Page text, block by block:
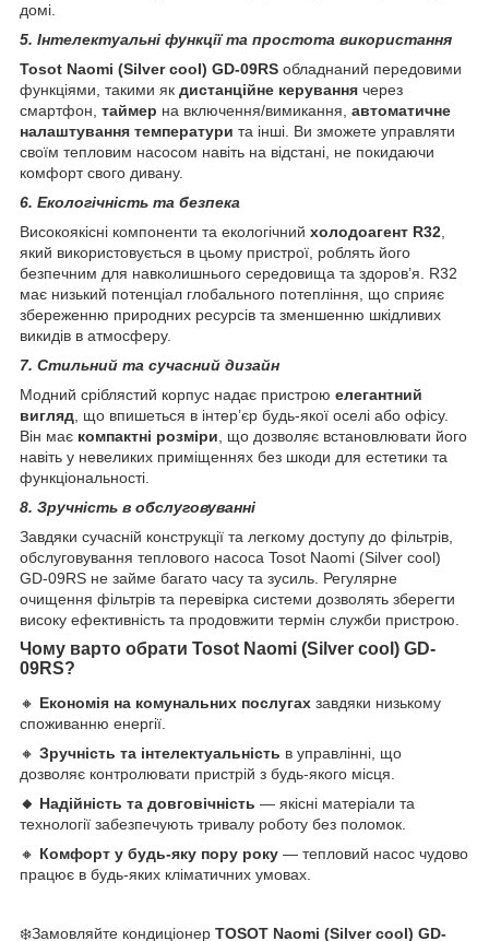
домі.
5. Інтелектуальні функції та простота використання
Tosot Naomi (Silver cool) GD-09RS обладнаний передовими
функціями, такими як дистанційне керування через
смартфон, таймер на включення/вимикання, автоматичне
налаштування температури та інші. Ви зможете управляти
своїм тепловим насосом навіть на відстані, не покидаючи
комфорт свого дивану.
6. Екологічність та безпека
Високоякісні компоненти та екологічний холодоагент R32,
який використовується в цьому пристрої, роблять його
безпечним для навколишнього середовища та здоров’я. R32
має низький потенціал глобального потепління, що сприяє
збереженню природних ресурсів та зменшенню шкідливих
викидів в атмосферу.
7. Стильний та сучасний дизайн
Модний сріблястий корпус надає пристрою елегантний
вигляд, що впишеться в інтер’єр будь-якої оселі або офісу.
Він має компактні розміри, що дозволяє встановлювати його
навіть у невеликих приміщеннях без шкоди для естетики та
функціональності.
8. Зручність в обслуговуванні
Завдяки сучасній конструкції та легкому доступу до фільтрів,
обслуговування теплового насоса Tosot Naomi (Silver cool)
GD-09RS не займе багато часу та зусиль. Регулярне
очищення фільтрів та перевірка системи дозволять зберегти
високу ефективність та продовжити термін служби пристрою.
Чому варто обрати Tosot Naomi (Silver cool) GD-
09RS?
🔸 Економія на комунальних послугах завдяки низькому
споживанню енергії.
🔸 Зручність та інтелектуальність в управлінні, що
дозволяє контролювати пристрій з будь-якого місця.
🔸 Надійність та довговічність — якісні матеріали та
технології забезпечують тривалу роботу без поломок.
🔸 Комфорт у будь-яку пору року — тепловий насос чудово
працює в будь-яких кліматичних умовах.
❄️Замовляйте кондиціонер TOSOT Naomi (Silver cool) GD-